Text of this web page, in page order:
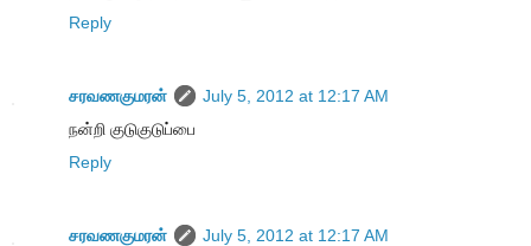
Reply
சரவணகுமரன்
July 5, 2012 at 12:17 AM
நன்றி குடுகுடுப்பை
Reply
சரவணகுமரன்
July 5, 2012 at 12:17 AM